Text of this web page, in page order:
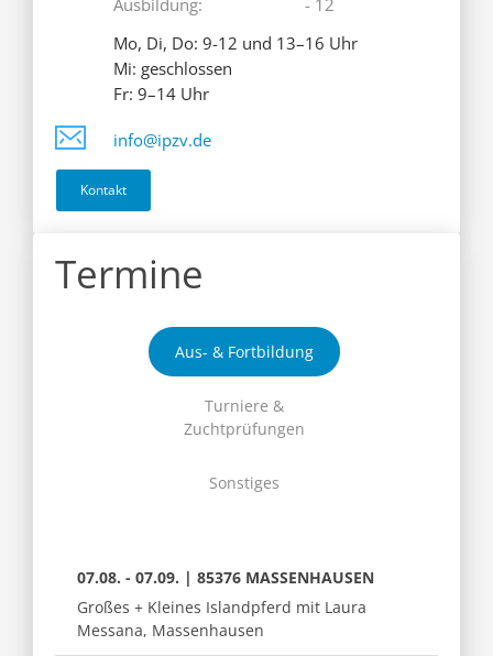
Ausbildung:
- 12
Mo, Di, Do: 9-12 und 13–16 Uhr
Mi: geschlossen
Fr: 9–14 Uhr
info@ipzv.de
Kontakt
Termine
Aus- & Fortbildung
Turniere &
Zuchtprüfungen
Sonstiges
07.08. - 07.09. | 85376 MASSENHAUSEN
Großes + Kleines Islandpferd mit Laura
Messana, Massenhausen